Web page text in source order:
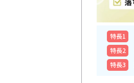
特⻑1
特⻑2
特⻑3